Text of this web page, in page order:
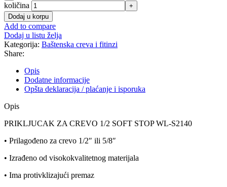
količina
Dodaj u korpu
Add to compare
Dodaj u listu želja
Kategorija: Baštenska creva i fitinzi
Share:
Opis
Dodatne informacije
Opšta deklaracija / plaćanje i isporuka
Opis
PRIKLJUCAK ZA CREVO 1/2 SOFT STOP WL-S2140
• Prilagođeno za crevo 1/2″ ili 5/8″
• Izrađeno od visokokvalitetnog materijala
• Ima protivklizajući premaz